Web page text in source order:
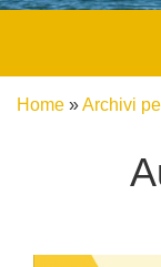
Home »Archivi